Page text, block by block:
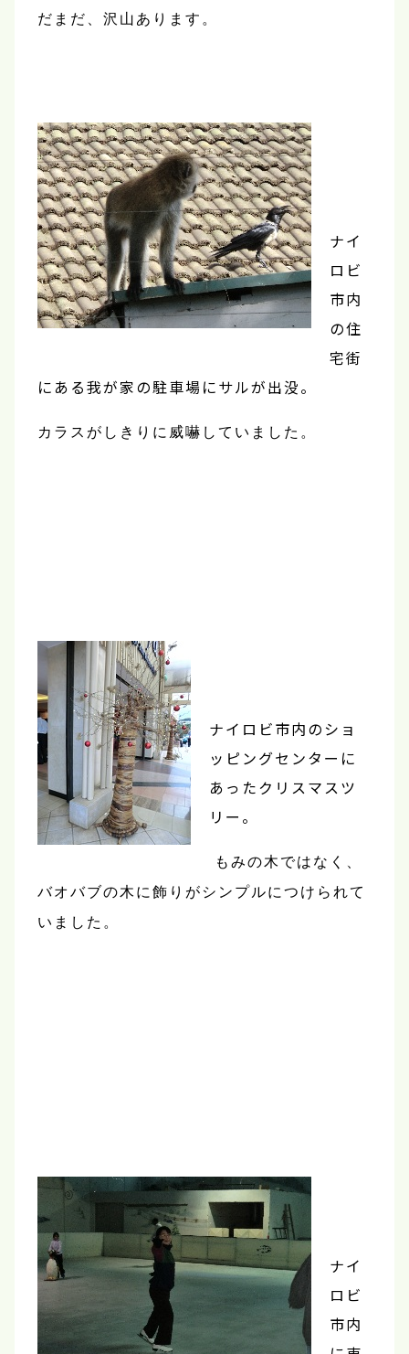
だまだ、沢山あります。
ナイ
ロビ
市内
の住
宅街
にある我が家の駐車場にサルが出没。
カラスがしきりに威嚇していました。
ナイロビ市内のショ
ッピングセンターに
あったクリスマスツ
リー。
もみの木ではなく、
バオバブの木に飾りがシンプルにつけられて
いました。
ナイ
ロビ
市内